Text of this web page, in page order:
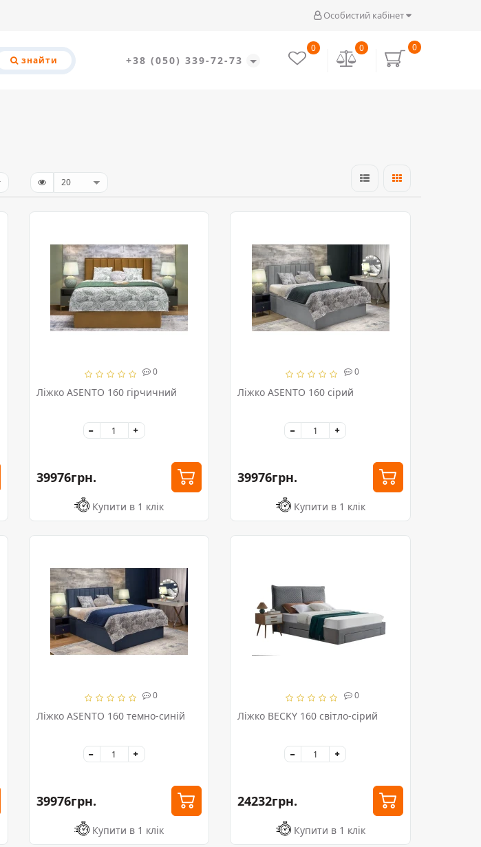
Особистий кабінет
знайти +38 (050) 339-72-73
0
0
0
0
Ліжко ASENTO 160 гірчичний
39976грн.
Купити в 1 клік
0
Ліжко ASENTO 160 сірий
39976грн.
Купити в 1 клік
0
Ліжко ASENTO 160 темно-синій
39976грн.
Купити в 1 клік
0
Ліжко BECKY 160 світло-сірий
24232грн.
Купити в 1 клік